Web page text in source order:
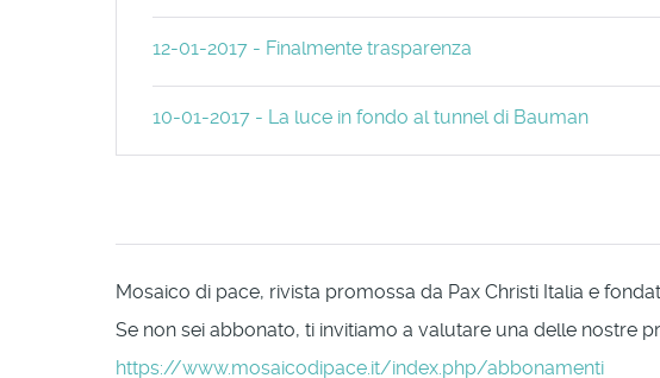
12-01-2017 - Finalmente trasparenza
10-01-2017 - La luce in fondo al tunnel di Bauman
Mosaico di pace, rivista promossa da Pax Christi Italia e
Se non sei abbonato, ti invitiamo a valutare una delle nostre
https://www.mosaicodipace.it/index.php/abbonamenti